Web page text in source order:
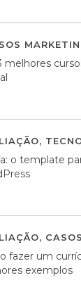
melhores
,
o template
,
fazer um
exemplos